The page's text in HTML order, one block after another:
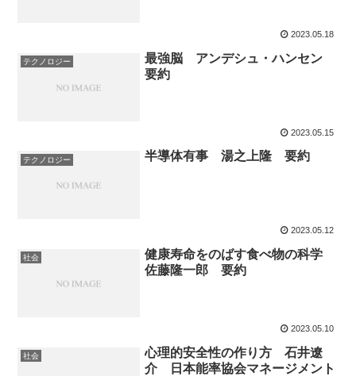
2023.05.18
テクノロジー
最強脳 アンデシュ・ハンセン
要約
2023.05.15
テクノロジー 半導体有事 湯之上隆 要約
2023.05.12
社会
健康寿命をのばす食べ物の科学
佐藤隆一郎 要約
2023.05.10
社会
心理的安全性の作り方 石井遼
介 日本能率協会マネージメント